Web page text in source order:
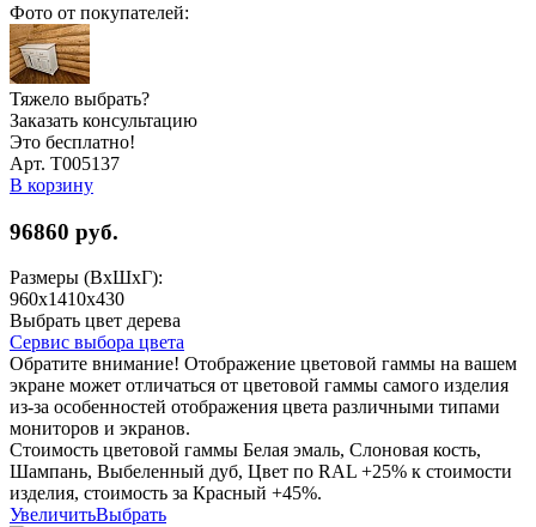
Фото от покупателей:
Тяжело выбрать?
Заказать консультацию
Это бесплатно!
Арт. Т005137
В корзину
96860 руб.
Размеры (ВхШхГ):
960x1410x430
Выбрать цвет дерева
Сервис выбора цвета
Обратите внимание! Отображение цветовой гаммы на вашем
экране может отличаться от цветовой гаммы самого изделия
из-за особенностей отображения цвета различными типами
мониторов и экранов.
Стоимость цветовой гаммы Белая эмаль, Слоновая кость,
Шампань, Выбеленный дуб, Цвет по RAL +25% к стоимости
изделия, стоимость за Красный +45%.
УвеличитьВыбрать